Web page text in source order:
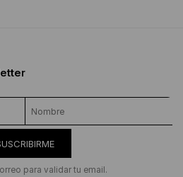
para validar tu email.